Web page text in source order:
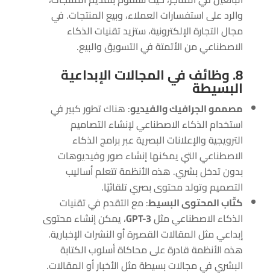
والرد على استفسارات العملاء، وبيع المنتجات. في
مجال التجارة الإلكترونية، ستزيد تقنيات الذكاء
الاصطناعي من الأتمتة في التسويق والبيع.
8. وظائف في المجالات الإبداعية
البسيطة
مصممو الجرافيك والفيديو: هناك تطور كبير في
استخدام الذكاء الاصطناعي لإنشاء التصاميم
الترويجية والإعلانات البصرية عبر برامج الذكاء
الاصطناعي التي يمكنها إنشاء صور وفيديوهات
بدون تدخل بشري. هذه الأنظمة تتعلم أساليب
التصميم وتولد محتوى بصري تلقائيًا.
كتّاب المحتوى البسيط: مع التقدم في تقنيات
الذكاء الاصطناعي مثلGPT-3، يمكن إنشاء محتوى
إبداعي مثل المقالات القصيرة أو النشرات الإخبارية.
هذه الأنظمة قادرة على محاكاة أسلوب الكتابة
البشري في مجالات بسيطة مثل الأخبار أو المقالات.